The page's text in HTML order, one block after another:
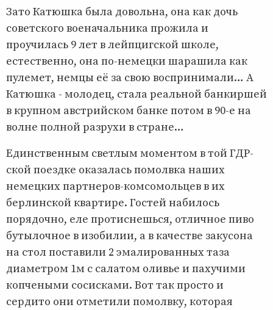
Зато Катюшка была довольна, она как дочь
советского военачальника прожила и
проучилась 9 лет в лейпцигской школе,
естественно, она по-немецки шарашила как
пулемет, немцы её за свою воспринимали… А
Катюшка - молодец, стала реальной банкиршей
в крупном австрийском банке потом в 90-е на
волне полной разрухи в стране…
Единственным светлым моментом в той ГДР-
ской поездке оказалась помолвка наших
немецких партнеров-комсомольцев в их
берлинской квартире. Гостей набилось
порядочно, еле протиснешься, отличное пиво
бутылочное в изобилии, а в качестве закусона
на стол поставили 2 эмалированных таза
диаметром 1м с салатом оливье и пахучими
копчеными сосисками. Вот так просто и
сердито они отметили помолвку, которая